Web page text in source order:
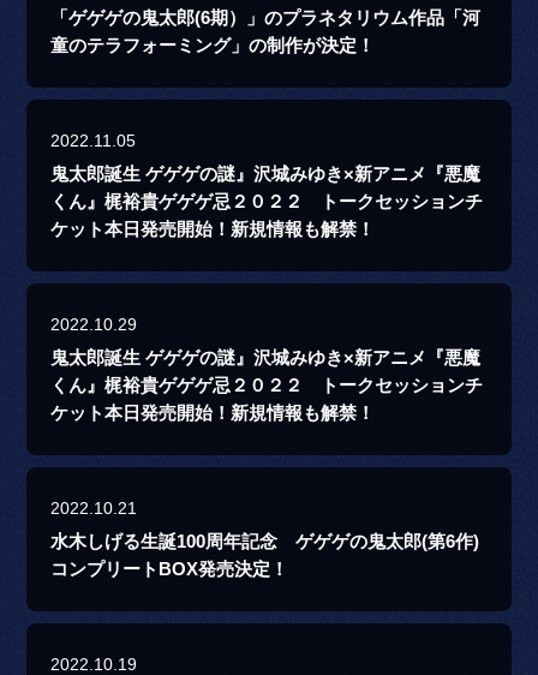
「ゲゲゲの鬼太郎(6期）」のプラネタリウム作品「河
童のテラフォーミング」の制作が決定！
2022.11.05
鬼太郎誕生 ゲゲゲの謎』沢城みゆき×新アニメ『悪魔
くん』梶裕貴ゲゲゲ忌２０２２ トークセッションチ
ケット本日発売開始！新規情報も解禁！
2022.10.29
鬼太郎誕生 ゲゲゲの謎』沢城みゆき×新アニメ『悪魔
くん』梶裕貴ゲゲゲ忌２０２２ トークセッションチ
ケット本日発売開始！新規情報も解禁！
2022.10.21
水木しげる生誕100周年記念 ゲゲゲの鬼太郎(第6作)
コンプリートBOX発売決定！
2022.10.19